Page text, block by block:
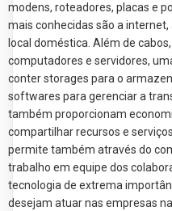
modens, roteadores, placas e
mais conhecidas são a
local doméstica. Além de
computadores e servidores,
conter storages para o
softwares para gerenciar a
também proporcionam
compartilhar recursos e
permite também através do
trabalho em equipe dos
tecnologia de extrema
desejam atuar nas empresas